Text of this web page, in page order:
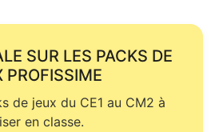
SUR LES PACKS DE
PROFISSIME
de jeux du CE1 au CM2 à
en classe.